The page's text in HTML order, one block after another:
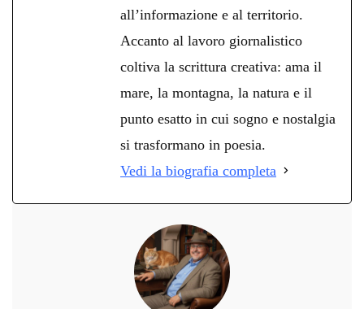
all’informazione e al territorio.
Accanto al lavoro giornalistico
coltiva la scrittura creativa: ama il
mare, la montagna, la natura e il
punto esatto in cui sogno e nostalgia
si trasformano in poesia.
Vedi la biografia completa